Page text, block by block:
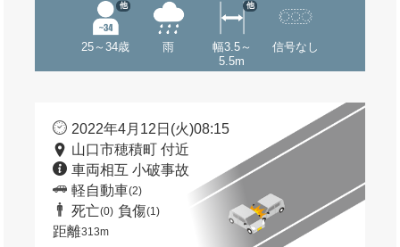
25～34歳
他
雨
幅3.5～
5.5m
他
信号なし
2022年4月12日(火)08:15
山口市穂積町 付近
車両相互 小破事故
軽自動車(2)
死亡(0) 負傷(1)
距離313m